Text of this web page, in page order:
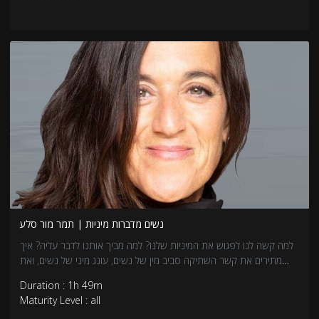
בשיתוף עם: לירון בן ארי, TheySaydigital LTD
נשים מדברות מיניות | תמר מור סלע
למה קשה לנו לפגוש את המיניות שלנו? למה מביך אותנו לדבר עליה? איך
מתירים את קשר השתיקה סביב מין של נשים, עונג מיני של נשים, ואת
מור סלע. מחברת רב המכר "ערות. נשים מדברות מיניות" ויוצרת הסדרה
התיעודית "ערות" יחד עם הבמאית עדי ארבל. במפגש נקרין את פרק מתוך
Duration : 1h 49m
Maturity Level : all